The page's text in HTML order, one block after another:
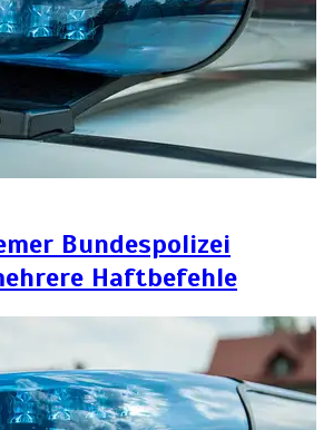
Bundespolizei
Haftbefehle